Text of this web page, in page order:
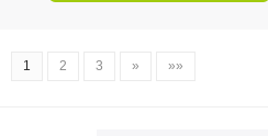
1 2 3 » »»